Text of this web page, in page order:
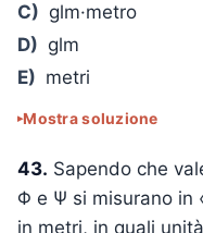
C) glm·metro
D) glm
E) metri
Mostra soluzione
43. Sapendo che
Φ e Ψ si misurano in
in metri, in quali